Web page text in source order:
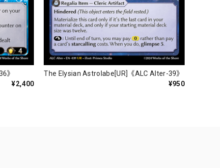
》
¥2,400
The Elysian Astrolabe[UR]《ALC Alter-39》
¥950